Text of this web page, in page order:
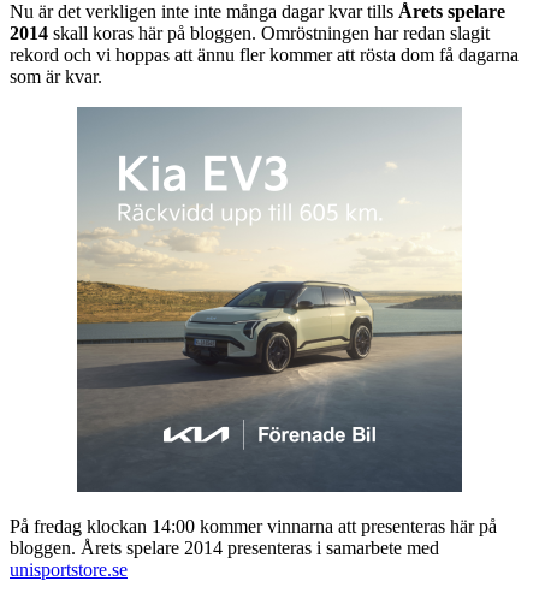
Nu är det verkligen inte inte många dagar kvar tills Årets spelare
2014 skall koras här på bloggen. Omröstningen har redan slagit
rekord och vi hoppas att ännu fler kommer att rösta dom få dagarna
som är kvar.
På fredag klockan 14:00 kommer vinnarna att presenteras här på
bloggen. Årets spelare 2014 presenteras i samarbete med
unisportstore.se